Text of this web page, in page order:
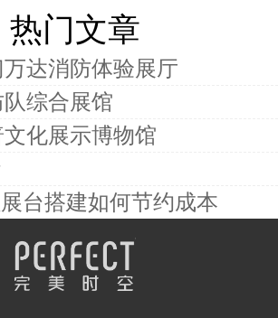
热门文章
万达消防体验展厅
综合展馆
化展示博物馆
台搭建如何节约成本